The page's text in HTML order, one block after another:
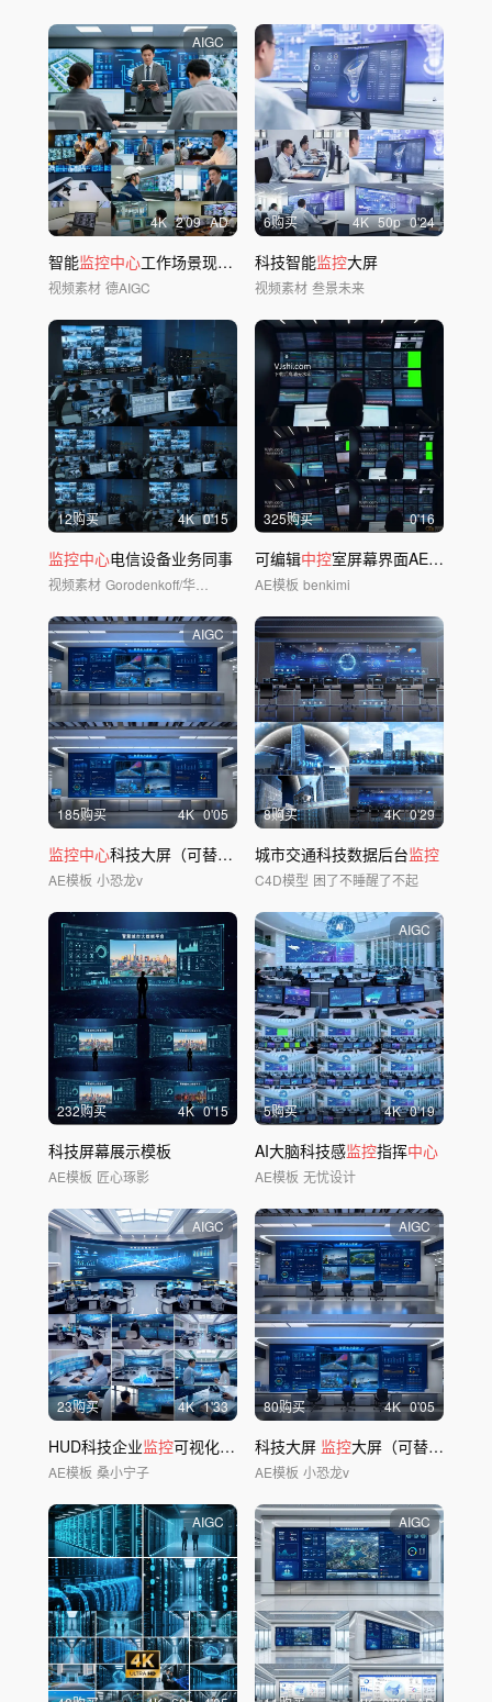
AIGC
4K 2'09 AD
智能监控中心工作场景现代企业指挥调度现场
视频素材 德AIGC
6购买 4K 50p 0'24
科技智能监控大屏
视频素材 叁景未来
12购买 4K 0'15
监控中心电信设备业务同事
视频素材
325购买 0'16
可编辑中控室屏幕界面AE模板
AE模板 benkimi
AIGC
185购买 4K 0'05
监控中心科技大屏（可替换屏幕无人物版）
AE模板 小恐龙v
8购买 4K 0'29
城市交通科技数据后台监控
C4D模型 困了不睡醒了不起
232购买 4K 0'15
科技屏幕展示模板
AE模板 匠心琢影
AIGC
5购买 4K 0'19
AI大脑科技感监控指挥中心
AE模板 无忧设计
AIGC
23购买 4K 1'33
HUD科技企业监控可视化大屏
AE模板 桑小宁子
AIGC
80购买 4K 0'05
科技大屏 监控大屏（可替换屏幕）
AE模板 小恐龙v
AIGC AIGC